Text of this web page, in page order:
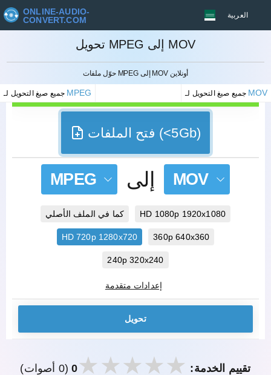
ONLINE-AUDIO-
CONVERT.COM
العربية
تحويل MPEG إلى MOV
حوّل ملفات MPEG إلى MOV أونلاين
MPEG MOV
إلغاء
فتح الملفات (<5Gb)
MPEG إلى MOV
كما في الملف الأصلي HD 1080p 1920x1080
HD 720p 1280x720 360p 640x360
240p 320x240
إعدادات متقدمة
تحويل
تقييم الخدمة: 0(0 أصوات)